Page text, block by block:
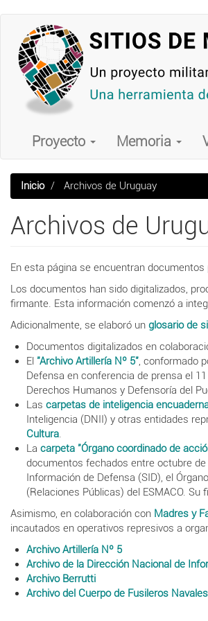
contenido
principal
Main
navigation
Proyecto Memoria
Inicio Archivos de Uruguay
Archivos de
En esta página se encuentran
Los documentos han sido digitalizados,
firmante. Esta información comenzó a
Adicionalmente, se elaboró un glosario de
Documentos digitalizados en
El "Archivo Artillería Nº 5", conformado
Defensa en conferencia de prensa el
Derechos Humanos y Defensoría del
Las carpetas de inteligencia
Inteligencia (DNII) y otras entidades
Cultura.
La carpeta "Órgano coordinado de
documentos fechados entre octubre
Información de Defensa (SID), el
(Relaciones Públicas) del ESMACO.
Asimismo, en colaboración con Madres y
incautados en operativos represivos a
Archivo Artillería Nº 5
Archivo de la Dirección Nacional de
Archivo Berrutti
Archivo del Cuerpo de Fusileros